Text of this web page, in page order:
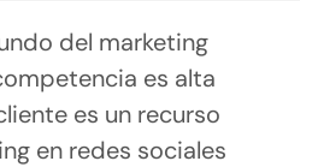
del marketing
es alta
es un recurso
en redes sociales